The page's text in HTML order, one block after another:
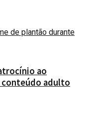
ao
conteúdo adulto